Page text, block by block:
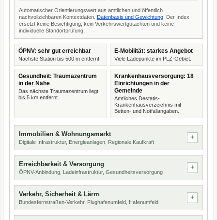
Automatischer Orientierungswert aus amtlichen und öffentlich
nachvollziehbaren Kontextdaten. Datenbasis und Gewichtung . Der Index
ersetzt keine Besichtigung, kein Verkehrswertgutachten und keine
individuelle Standortprüfung.
ÖPNV: sehr gut erreichbar
Nächste Station bis 500 m entfernt.
E-Mobilität: starkes Angebot
Viele Ladepunkte im PLZ-Gebiet.
Gesundheit: Traumazentrum
in der Nähe
Das nächste Traumazentrum liegt
bis 5 km entfernt.
Krankenhausversorgung: 18
Einrichtungen in der
Gemeinde
Amtliches Destatis-
Krankenhausverzeichnis mit
Betten- und Notfallangaben.
Immobilien & Wohnungsmarkt
Digitale Infrastruktur, Energieanlagen, Regionale Kaufkraft
Erreichbarkeit & Versorgung
ÖPNV-Anbindung, Ladeinfrastruktur, Gesundheitsversorgung
Verkehr, Sicherheit & Lärm
Bundesfernstraßen-Verkehr, Flughafenumfeld, Hafenumfeld